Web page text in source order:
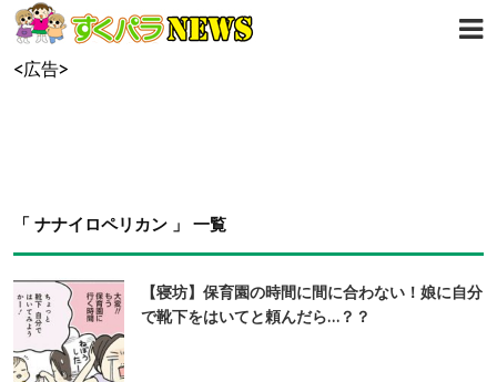
<広告>
「 ナナイロペリカン 」 一覧
【寝坊】保育園の時間に間に合わない！娘に自分
で靴下をはいてと頼んだら…？？